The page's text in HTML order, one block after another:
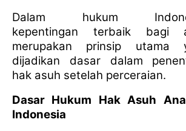
Dalam hukum
kepentingan terbaik bagi
merupakan prinsip utama
dijadikan dasar dalam
hak asuh setelah perceraian.
Dasar Hukum Hak Asuh
Indonesia